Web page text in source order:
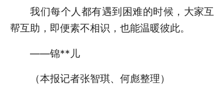
我们每个人都有遇到困难的时候，大家互
帮互助，即便素不相识，也能温暖彼此。
——锦**儿
（本报记者张智琪、何彪整理）